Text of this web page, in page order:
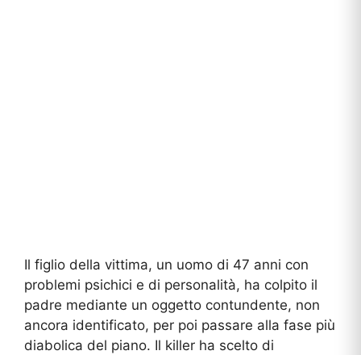
Il figlio della vittima, un uomo di 47 anni con
problemi psichici e di personalità, ha colpito il
padre mediante un oggetto contundente, non
ancora identificato, per poi passare alla fase più
diabolica del piano. Il killer ha scelto di